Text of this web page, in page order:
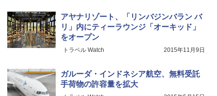
アヤナリゾート、「リンバジンバラン バ
リ」内にティーラウンジ「オーキッド」
をオープン
トラベル Watch 2015年11月9日
ガルーダ・インドネシア航空、無料受託
手荷物の許容量を拡大